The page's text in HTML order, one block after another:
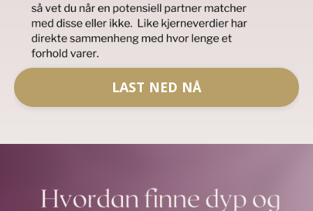
LAST NED NÅ